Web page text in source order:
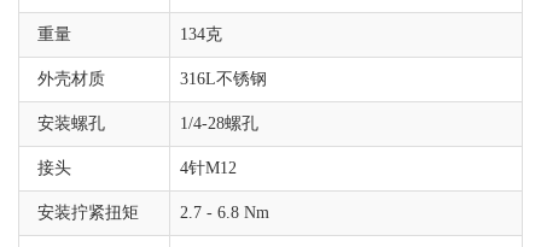
重量 134克
外壳材质 316L不锈钢
安装螺孔 1/4-28螺孔
接头 4针M12
安装拧紧扭矩 2.7 - 6.8 Nm